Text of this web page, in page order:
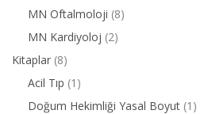
MN Oftalmoloji (8)
MN Kardiyoloj (2)
Kitaplar (8)
Acil Tıp (1)
Doğum Hekimliği Yasal Boyut (1)